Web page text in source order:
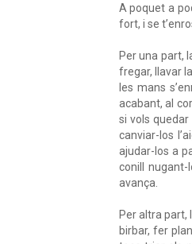
A poquet a
fort, i se
Per una part,
fregar, llavar
les mans
acabant, al
si vols
canviar-los
ajudar-los a
conill
avança.
Per altra part,
birbar, fer